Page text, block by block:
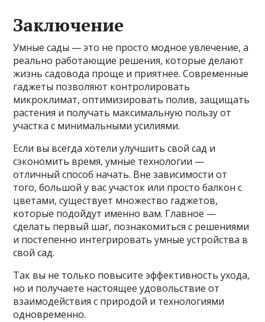
Заключение
Умные сады — это не просто модное увлечение, а
реально работающие решения, которые делают
жизнь садовода проще и приятнее. Современные
гаджеты позволяют контролировать
микроклимат, оптимизировать полив, защищать
растения и получать максимальную пользу от
участка с минимальными усилиями.
Если вы всегда хотели улучшить свой сад и
сэкономить время, умные технологии —
отличный способ начать. Вне зависимости от
того, большой у вас участок или просто балкон с
цветами, существует множество гаджетов,
которые подойдут именно вам. Главное —
сделать первый шаг, познакомиться с решениями
и постепенно интегрировать умные устройства в
свой сад.
Так вы не только повысите эффективность ухода,
но и получаете настоящее удовольствие от
взаимодействия с природой и технологиями
одновременно.